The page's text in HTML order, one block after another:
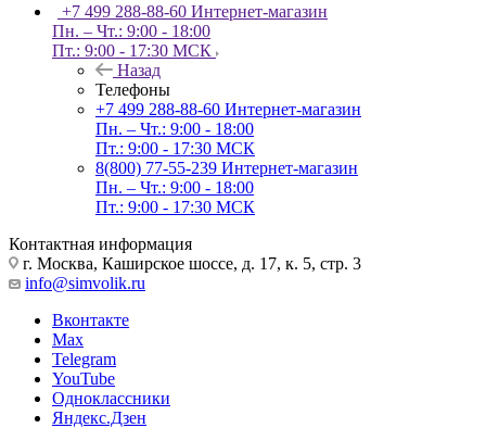
+7 499 288-88-60 Интернет-магазин
Пн. – Чт.: 9:00 - 18:00
Пт.: 9:00 - 17:30 МСК
Назад
Телефоны
+7 499 288-88-60 Интернет-магазин
Пн. – Чт.: 9:00 - 18:00
Пт.: 9:00 - 17:30 МСК
8(800) 77-55-239 Интернет-магазин
Пн. – Чт.: 9:00 - 18:00
Пт.: 9:00 - 17:30 МСК
Контактная информация
г. Москва, Каширское шоссе, д. 17, к. 5, стр. 3
info@simvolik.ru
Вконтакте
Max
Telegram
YouTube
Одноклассники
Яндекс.Дзен